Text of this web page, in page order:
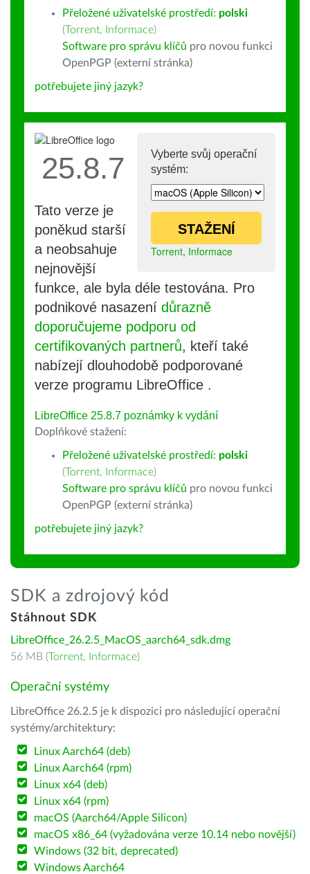
Přeložené uživatelské prostředí: polski
(Torrent, Informace)
Software pro správu klíčů pro novou funkci
OpenPGP (externí stránka)
potřebujete jiný jazyk?
Vyberte svůj operační
systém:
STAŽENÍ
Torrent, Informace
25.8.7
Tato verze je
poněkud starší
a neobsahuje
nejnovější
funkce, ale byla déle testována. Pro
podnikové nasazení důrazně
doporučujeme podporu od
certifikovaných partnerů, kteří také
nabízejí dlouhodobě podporované
verze programu LibreOffice .
LibreOffice 25.8.7 poznámky k vydání
Doplňkové stažení:
Přeložené uživatelské prostředí: polski
(Torrent, Informace)
Software pro správu klíčů pro novou funkci
OpenPGP (externí stránka)
potřebujete jiný jazyk?
SDK a zdrojový kód
Stáhnout SDK
LibreOffice_26.2.5_MacOS_aarch64_sdk.dmg
56 MB (Torrent, Informace)
Operační systémy
LibreOffice 26.2.5 je k dispozici pro následující operační
systémy/architektury:
Linux Aarch64 (deb)
Linux Aarch64 (rpm)
Linux x64 (deb)
Linux x64 (rpm)
macOS (Aarch64/Apple Silicon)
macOS x86_64 (vyžadována verze 10.14 nebo novější)
Windows (32 bit, deprecated)
Windows Aarch64